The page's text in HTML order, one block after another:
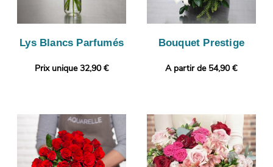
Lys Blancs Parfumés
Prix unique 32,90 €
Bouquet Prestige
A partir de 54,90 €